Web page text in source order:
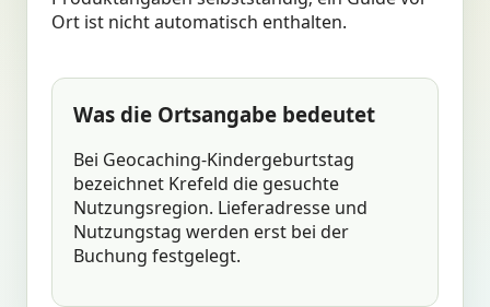
Ort ist nicht automatisch enthalten.
Was die Ortsangabe bedeutet
Bei Geocaching-Kindergeburtstag
bezeichnet Krefeld die gesuchte
Nutzungsregion. Lieferadresse und
Nutzungstag werden erst bei der
Buchung festgelegt.